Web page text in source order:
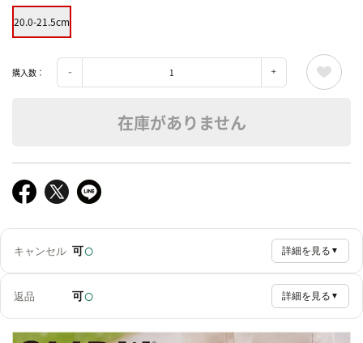
20.0-21.5cm
購入数：
在庫がありません
キャンセル 可○ 詳細を見る ▼
返品 可○ 詳細を見る ▼